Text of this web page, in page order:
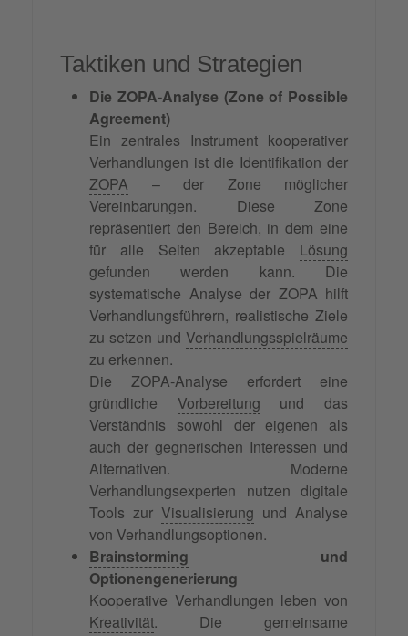
Taktiken und Strategien
Die ZOPA-Analyse (Zone of Possible
Agreement)
Ein zentrales Instrument kooperativer
Verhandlungen ist die Identifikation der
ZOPA – der Zone möglicher
Vereinbarungen. Diese Zone
repräsentiert den Bereich, in dem eine
für alle Seiten akzeptable Lösung
gefunden werden kann. Die
systematische Analyse der ZOPA hilft
Verhandlungsführern, realistische Ziele
zu setzen und Verhandlungsspielräume
zu erkennen.
Die ZOPA-Analyse erfordert eine
gründliche Vorbereitung und das
Verständnis sowohl der eigenen als
auch der gegnerischen Interessen und
Alternativen. Moderne
Verhandlungsexperten nutzen digitale
Tools zur Visualisierung und Analyse
von Verhandlungsoptionen.
Brainstorming und
Optionengenerierung
Kooperative Verhandlungen leben von
Kreativität. Die gemeinsame